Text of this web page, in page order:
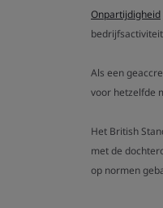
Onpartijdigheid
Als een
voor hetzelfde
Het British
met de
op normen